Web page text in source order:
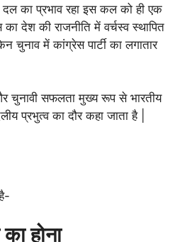
दल का प्रभाव रहा इस कल को ही एक
देश की राजनीति में वर्चस्व स्थापित
में कांग्रेस पार्टी का लगातार
चुनावी सफलता मुख्य रूप से भारतीय
प्रभुत्व का दौर कहा जाता है |
होना